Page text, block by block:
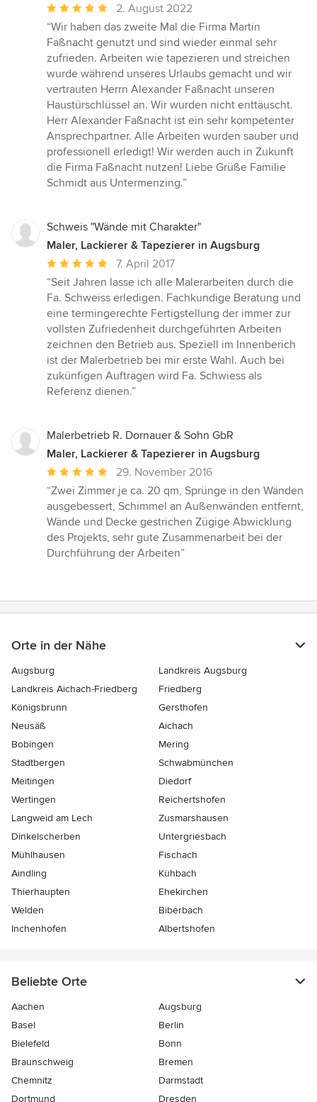
Durchschnittliche
Bewertung:
5
von
5
Sternen
2. August 2022
“Wir haben das zweite Mal die Firma Martin
Faßnacht genutzt und sind wieder einmal sehr
zufrieden. Arbeiten wie tapezieren und streichen
wurde während unseres Urlaubs gemacht und wir
vertrauten Herrn Alexander Faßnacht unseren
Haustürschlüssel an. Wir wurden nicht enttäuscht.
Herr Alexander Faßnacht ist ein sehr kompetenter
Ansprechpartner. Alle Arbeiten wurden sauber und
professionell erledigt! Wir werden auch in Zukunft
die Firma Faßnacht nutzen! Liebe Grüße Familie
Schmidt aus Untermenzing.”
Schweis "Wände mit Charakter"
Maler, Lackierer & Tapezierer in Augsburg
Durchschnittliche
Bewertung:
5
von
5
Sternen
7. April 2017
“Seit Jahren lasse ich alle Malerarbeiten durch die
Fa. Schweiss erledigen. Fachkundige Beratung und
eine termingerechte Fertigstellung der immer zur
vollsten Zufriedenheit durchgeführten Arbeiten
zeichnen den Betrieb aus. Speziell im Innenberich
ist der Malerbetrieb bei mir erste Wahl. Auch bei
zukünfigen Aufträgen wird Fa. Schwiess als
Referenz dienen.”
Malerbetrieb R. Dornauer & Sohn GbR
Maler, Lackierer & Tapezierer in Augsburg
Durchschnittliche
Bewertung:
5
von
5
Sternen
29. November 2016
“Zwei Zimmer je ca. 20 qm, Sprünge in den Wänden
ausgebessert, Schimmel an Außenwänden entfernt,
Wände und Decke gestrichen Zügige Abwicklung
des Projekts, sehr gute Zusammenarbeit bei der
Durchführung der Arbeiten”
Orte in der Nähe
Augsburg
Landkreis Augsburg
Landkreis Aichach-Friedberg
Friedberg
Königsbrunn
Gersthofen
Neusäß
Aichach
Bobingen
Mering
Stadtbergen
Schwabmünchen
Meitingen
Diedorf
Wertingen
Reichertshofen
Langweid am Lech
Zusmarshausen
Dinkelscherben
Untergriesbach
Mühlhausen
Fischach
Aindling
Kühbach
Thierhaupten
Ehekirchen
Welden
Biberbach
Inchenhofen
Albertshofen
Beliebte Orte
Aachen
Augsburg
Basel
Berlin
Bielefeld
Bonn
Braunschweig
Bremen
Chemnitz
Darmstadt
Dortmund
Dresden